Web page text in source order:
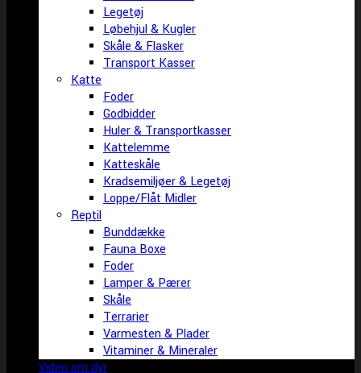
Legetøj
Løbehjul & Kugler
Skåle & Flasker
Transport Kasser
Katte
Foder
Godbidder
Huler & Transportkasser
Kattelemme
Katteskåle
Kradsemiljøer & Legetøj
Loppe/Flåt Midler
Reptil
Bunddække
Fauna Boxe
Foder
Lamper & Pærer
Skåle
Terrarier
Varmesten & Plader
Vitaminer & Mineraler
Viden om dyr